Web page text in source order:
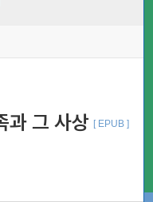
과 그 사상 [ EPUB ]